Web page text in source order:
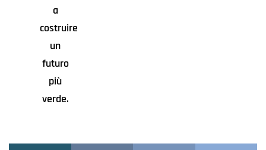
a
costruire
un
futuro
più
verde.